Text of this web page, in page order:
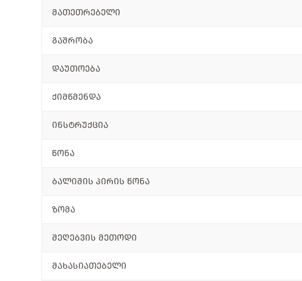
მათეთრებელი
გაშრობა
დაუთოება
ქიმწმენდა
ინსტრუქცია
წონა
ბალიშის პირის წონა
ზომა
შეღებვის მეთოდი
მახასიათებელი